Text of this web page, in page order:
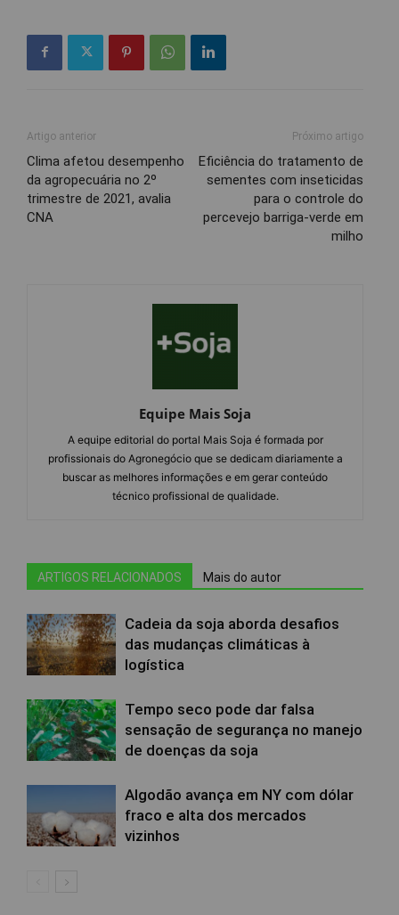
Artigo anterior
Clima afetou desempenho
da agropecuária no 2º
trimestre de 2021, avalia
CNA
Próximo artigo
Eficiência do tratamento de
sementes com inseticidas
para o controle do
percevejo barriga-verde em
milho
Equipe Mais Soja
A equipe editorial do portal Mais Soja é formada por
profissionais do Agronegócio que se dedicam diariamente a
buscar as melhores informações e em gerar conteúdo
técnico profissional de qualidade.
ARTIGOS RELACIONADOS Mais do autor
Cadeia da soja aborda desafios
das mudanças climáticas à
logística
Tempo seco pode dar falsa
sensação de segurança no manejo
de doenças da soja
Algodão avança em NY com dólar
fraco e alta dos mercados
vizinhos